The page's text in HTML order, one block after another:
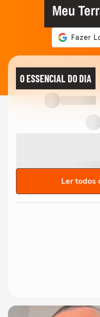
Meu
O ESSENCIAL DO DIA
Ler todos